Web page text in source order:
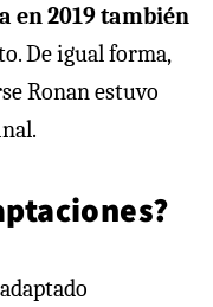
en 2019 también
De igual forma,
Ronan estuvo